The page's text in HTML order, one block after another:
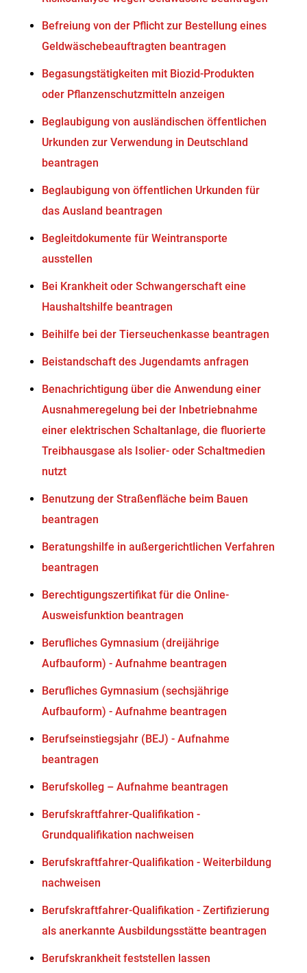
Befreiung von der Pflicht zur Bestellung eines
Geldwäschebeauftragten beantragen
Begasungstätigkeiten mit Biozid-Produkten
oder Pflanzenschutzmitteln anzeigen
Beglaubigung von ausländischen öffentlichen
Urkunden zur Verwendung in Deutschland
beantragen
Beglaubigung von öffentlichen Urkunden für
das Ausland beantragen
Begleitdokumente für Weintransporte
ausstellen
Bei Krankheit oder Schwangerschaft eine
Haushaltshilfe beantragen
Beihilfe bei der Tierseuchenkasse beantragen
Beistandschaft des Jugendamts anfragen
Benachrichtigung über die Anwendung einer
Ausnahmeregelung bei der Inbetriebnahme
einer elektrischen Schaltanlage, die fluorierte
Treibhausgase als Isolier- oder Schaltmedien
nutzt
Benutzung der Straßenfläche beim Bauen
beantragen
Beratungshilfe in außergerichtlichen Verfahren
beantragen
Berechtigungszertifikat für die Online-
Ausweisfunktion beantragen
Berufliches Gymnasium (dreijährige
Aufbauform) - Aufnahme beantragen
Berufliches Gymnasium (sechsjährige
Aufbauform) - Aufnahme beantragen
Berufseinstiegsjahr (BEJ) - Aufnahme
beantragen
Berufskolleg – Aufnahme beantragen
Berufskraftfahrer-Qualifikation -
Grundqualifikation nachweisen
Berufskraftfahrer-Qualifikation - Weiterbildung
nachweisen
Berufskraftfahrer-Qualifikation - Zertifizierung
als anerkannte Ausbildungsstätte beantragen
Berufskrankheit feststellen lassen